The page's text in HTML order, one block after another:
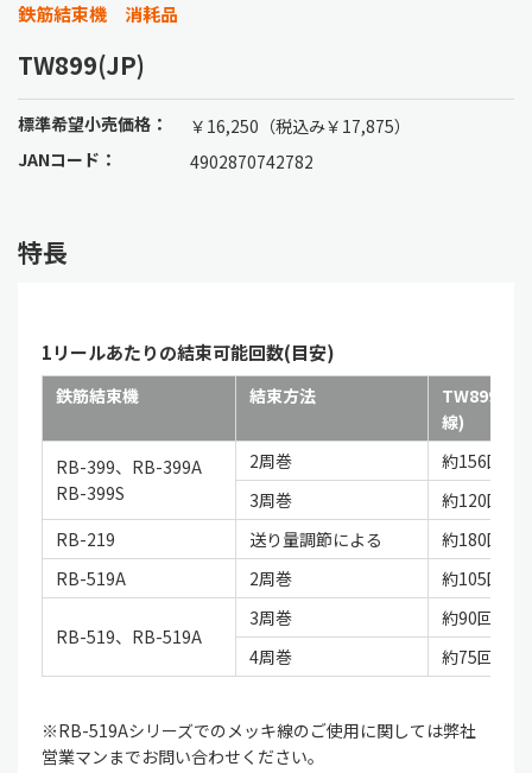
鉄筋結束機 消耗品
TW899(JP)
標準希望小売価格：
￥16,250（税込み￥17,875）
JANコード：
4902870742782
特長
1リールあたりの結束可能回数(目安)
鉄筋結束機 結束方法
線)
RB-399、RB-399A
RB-399S
2周巻
約156回
3周巻
約120回
RB-219
送り量調節による
約180回～
RB-519A
2周巻 約105回
RB-519、RB-519A
3周巻
約90回
4周巻
約75回
※RB-519Aシリーズでのメッキ線のご使用に関しては弊社
営業マンまでお問い合わせください。